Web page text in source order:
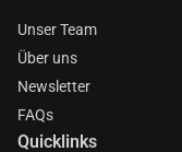
Unser Team
Über uns
Newsletter
FAQs
Quicklinks